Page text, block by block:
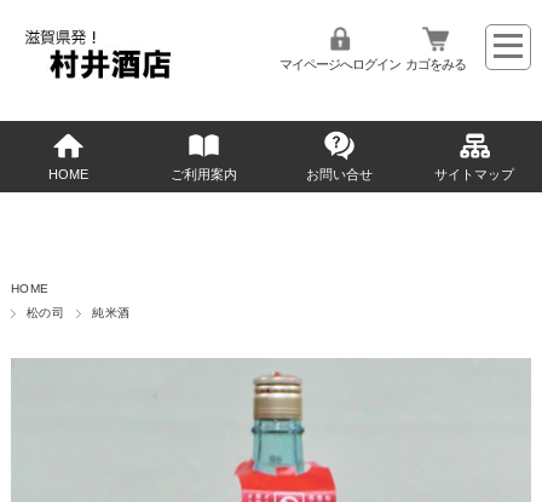
マイページへログイン カゴをみる
HOME ご利用案内 お問い合せ サイトマップ
HOME
松の司
純米酒